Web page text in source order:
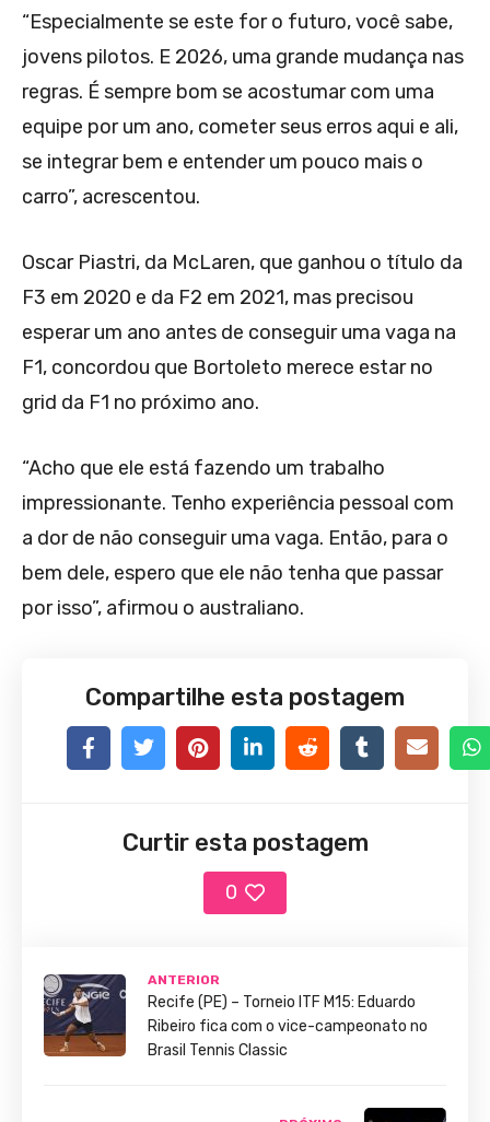
“Especialmente se este for o futuro, você sabe,
jovens pilotos. E 2026, uma grande mudança nas
regras. É sempre bom se acostumar com uma
equipe por um ano, cometer seus erros aqui e ali,
se integrar bem e entender um pouco mais o
carro”, acrescentou.
Oscar Piastri, da McLaren, que ganhou o título da
F3 em 2020 e da F2 em 2021, mas precisou
esperar um ano antes de conseguir uma vaga na
F1, concordou que Bortoleto merece estar no
grid da F1 no próximo ano.
“Acho que ele está fazendo um trabalho
impressionante. Tenho experiência pessoal com
a dor de não conseguir uma vaga. Então, para o
bem dele, espero que ele não tenha que passar
por isso”, afirmou o australiano.
Compartilhe esta postagem
Curtir esta postagem
0
ANTERIOR
Recife (PE) – Torneio ITF M15: Eduardo
Ribeiro fica com o vice-campeonato no
Brasil Tennis Classic